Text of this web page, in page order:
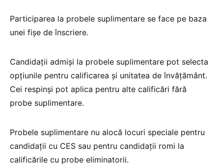
Participarea la probele suplimentare se face pe baza
unei fișe de înscriere.
Candidații admiși la probele suplimentare pot selecta
opțiunile pentru calificarea și unitatea de învățământ.
Cei respinși pot aplica pentru alte calificări fără
probe suplimentare.
Probele suplimentare nu alocă locuri speciale pentru
candidații cu CES sau pentru candidații romi la
calificările cu probe eliminatorii.